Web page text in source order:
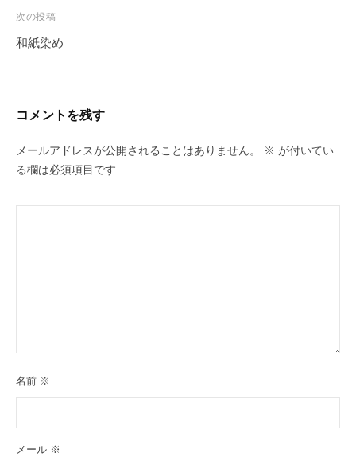
ビ
ゲ
次の投稿
和紙染め
コメントを残す
メールアドレスが公開されることはありません。 ※ が付いてい
る欄は必須項目です
名前 ※
メール ※